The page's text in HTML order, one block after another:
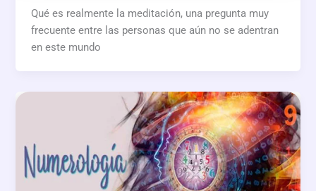
Qué es realmente la meditación, una pregunta muy
frecuente entre las personas que aún no se adentran
en este mundo